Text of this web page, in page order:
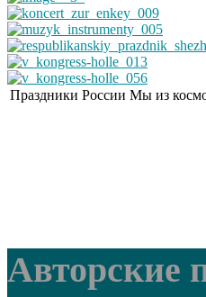
Праздники России Мы из
Авторские